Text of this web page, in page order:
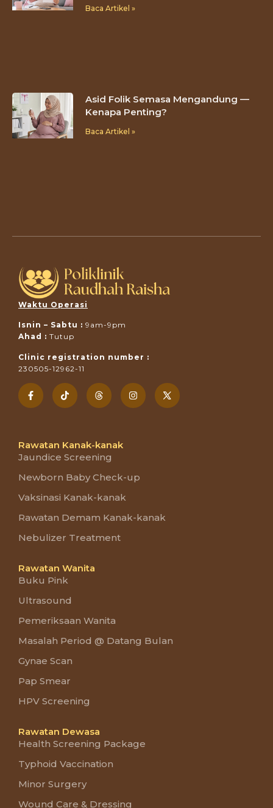
Baca Artikel »
Asid Folik Semasa Mengandung —
Kenapa Penting?
Baca Artikel »
Waktu Operasi
Isnin – Sabtu : 9am-9pm
Ahad : Tutup
Clinic registration number :
230505-12962-11
Rawatan Kanak-kanak
Jaundice Screening
Newborn Baby Check-up
Vaksinasi Kanak-kanak
Rawatan Demam Kanak-kanak
Nebulizer Treatment
Rawatan Wanita
Buku Pink
Ultrasound
Pemeriksaan Wanita
Masalah Period @ Datang Bulan
Gynae Scan
Pap Smear
HPV Screening
Rawatan Dewasa
Health Screening Package
Typhoid Vaccination
Minor Surgery
Wound Care & Dressing